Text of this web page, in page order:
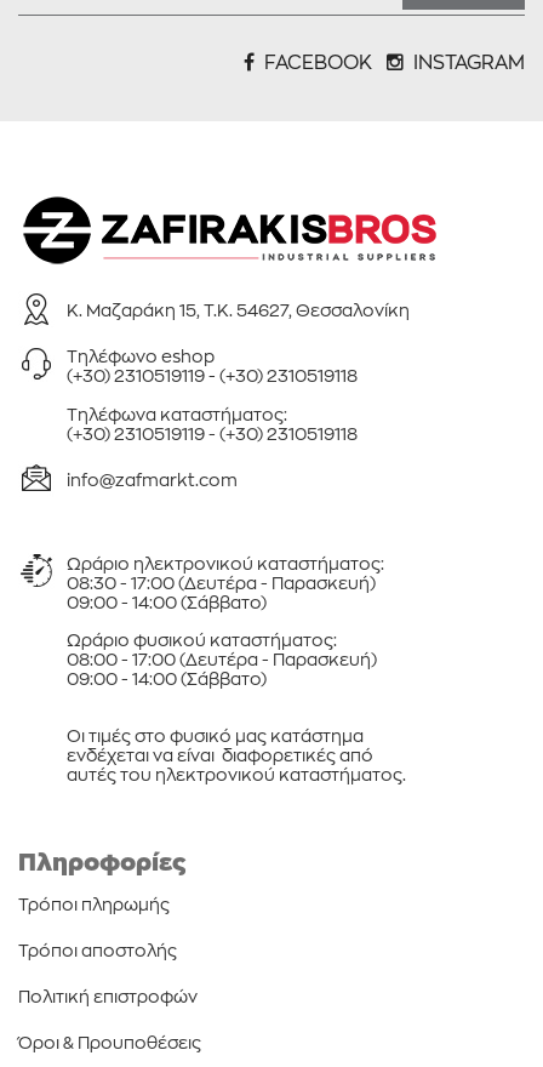
FACEBOOK INSTAGRAM
Κ. Μαζαράκη 15, Τ.Κ. 54627, Θεσσαλονίκη
Τηλέφωνo eshop
(+30) 2310519119- (+30) 2310519118
Τηλέφωνa καταστήματος:
(+30) 2310519119- (+30) 2310519118
info@zafmarkt.com
Ωράριο ηλεκτρονικού καταστήματος:
08:30 - 17:00 (Δευτέρα - Παρασκευή)
09:00 - 14:00 (Σάββατο)
Ωράριο φυσικού καταστήματος:
08:00 - 17:00 (Δευτέρα - Παρασκευή)
09:00 - 14:00 (Σάββατο)
Οι τιμές στο φυσικό μας κατάστημα
ενδέχεται να είναι διαφορετικές από
αυτές του ηλεκτρονικού καταστήματος.
Πληροφορίες
Τρόποι πληρωμής
Τρόποι αποστολής
Πολιτική επιστροφών
Όροι & Προυποθέσεις